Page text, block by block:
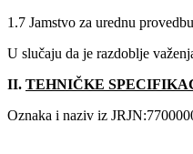
1.7 Jamstvo za urednu
U slučaju da je razdoblje
II. TEHNIČKE
Oznaka i naziv iz